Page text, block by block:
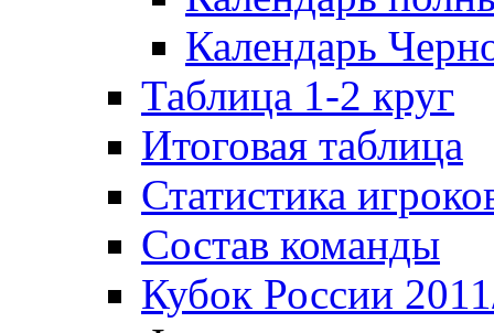
Календарь
Таблица 1-2 круг
Итоговая таблица
Статистика
Состав команды
Кубок России